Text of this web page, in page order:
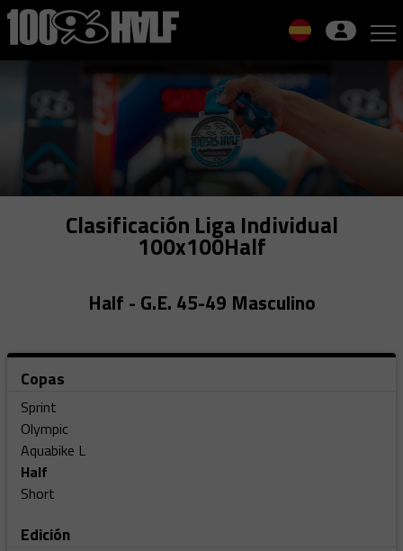
Skip
content
Clasificación Liga Individual
100x100Half
Half - G.E. 45-49 Masculino
Copas
Sprint
Olympic
Aquabike L
Half
Short
Edición